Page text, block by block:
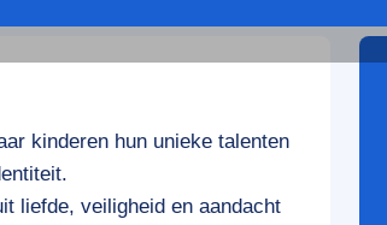
kinderen hun unieke talenten
liefde, veiligheid en aandacht